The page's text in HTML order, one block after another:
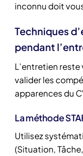
inconnu doit
Techniques
pendant
L’entretien
valider les
apparences du
La méthode
Utilisez
(Situation,